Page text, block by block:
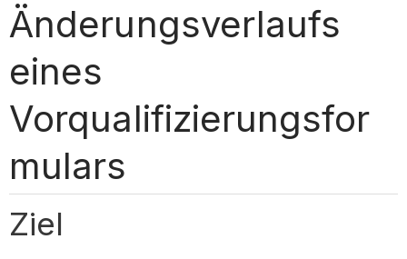
Änderungsverlaufs
eines
Vorqualifizierungsfor
mulars
Ziel